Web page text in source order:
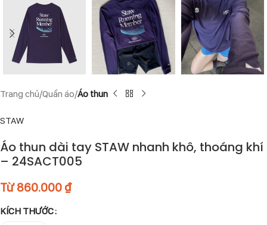
Trang chủ Quần áo Áo thun
STAW
Áo thun dài tay STAW nhanh khô, thoáng khí
– 24SACT005
Từ860.000 ₫
KÍCH THƯỚC